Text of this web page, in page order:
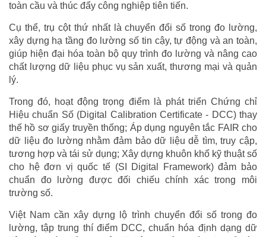
toàn cầu và thúc đẩy công nghiệp tiên tiến.
Cụ thể, trụ cột thứ nhất là chuyển đổi số trong đo lường,
xây dựng hạ tầng đo lường số tin cậy, tự động và an toàn,
giúp hiện đại hóa toàn bộ quy trình đo lường và nâng cao
chất lượng dữ liệu phục vụ sản xuất, thương mại và quản
lý.
Trong đó, hoạt động trọng điểm là phát triển Chứng chỉ
Hiệu chuẩn Số (Digital Calibration Certificate - DCC) thay
thế hồ sơ giấy truyền thống; Áp dụng nguyên tắc FAIR cho
dữ liệu đo lường nhằm đảm bảo dữ liệu dễ tìm, truy cập,
tương hợp và tái sử dụng; Xây dựng khuôn khổ kỹ thuật số
cho hệ đơn vị quốc tế (SI Digital Framework) đảm bảo
chuẩn đo lường được đối chiếu chính xác trong môi
trường số.
Việt Nam cần xây dựng lộ trình chuyển đổi số trong đo
lường, tập trung thí điểm DCC, chuẩn hóa định dạng dữ